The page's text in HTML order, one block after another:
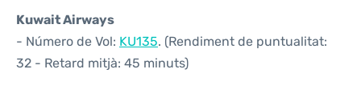
Kuwait Airways
- Número de Vol: KU135. (Rendiment de puntualitat:
32 - Retard mitjà: 45 minuts)